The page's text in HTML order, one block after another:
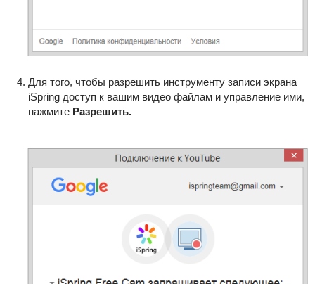
Для того, чтобы разрешить инструменту записи экрана
iSpring доступ к вашим видео файлам и управление ими,
нажмите Разрешить.